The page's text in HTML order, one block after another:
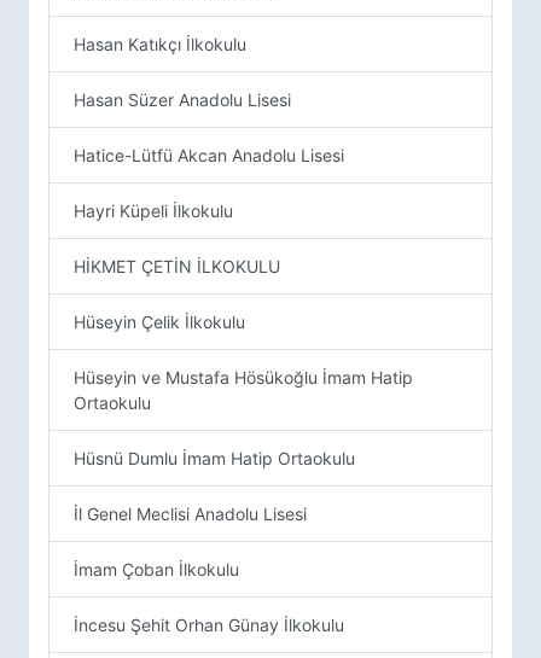
Hasan Katıkçı İlkokulu
Hasan Süzer Anadolu Lisesi
Hatice-Lütfü Akcan Anadolu Lisesi
Hayri Küpeli İlkokulu
HİKMET ÇETİN İLKOKULU
Hüseyin Çelik İlkokulu
Hüseyin ve Mustafa Hösükoğlu İmam Hatip
Ortaokulu
Hüsnü Dumlu İmam Hatip Ortaokulu
İl Genel Meclisi Anadolu Lisesi
İmam Çoban İlkokulu
İncesu Şehit Orhan Günay İlkokulu